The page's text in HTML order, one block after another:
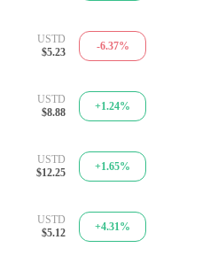
USTD
$5.23
-6.37%
USTD
$8.88
+1.24%
USTD
$12.25
+1.65%
USTD
$5.12
+4.31%